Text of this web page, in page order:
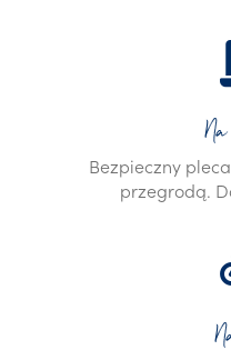
Bezpieczny
przegrodą.